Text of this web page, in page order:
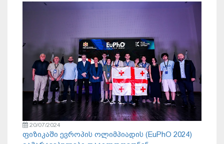
20/07/2024
ფიზიკაში ევროპის ოლიმპიადის (EuPhO 2024)